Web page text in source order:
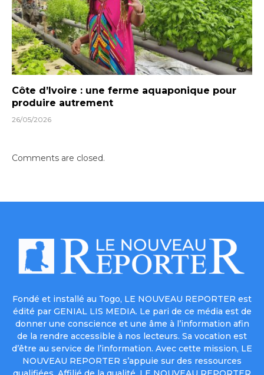
Côte d’Ivoire : une ferme aquaponique pour
produire autrement
26/05/2026
Comments are closed.
Fondé et installé au Togo, LE NOUVEAU REPORTER est
édité par GENIAL LIS MEDIA. Le pari de ce média est de
donner une conscience et une âme à l’information afin
de la rendre accessible à nos lecteurs. Sa vocation est
d’être au service de l’information. Avec cette mission, LE
NOUVEAU REPORTER s’appuie sur des ressources